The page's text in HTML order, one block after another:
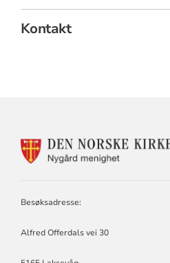
Kontakt
Besøksadresse:
Alfred Offerdals vei 30